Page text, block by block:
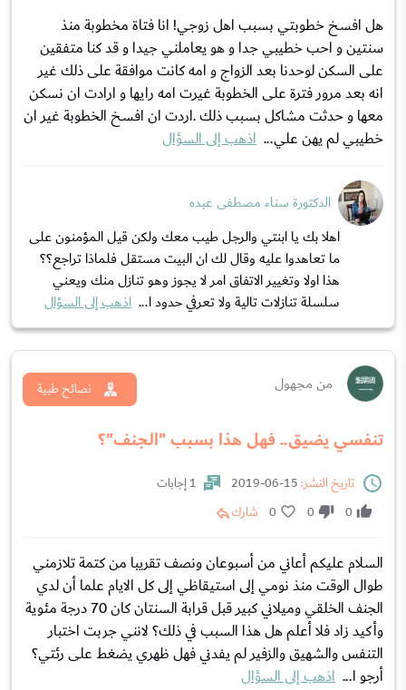
هل افسخ خطوبتي بسبب اهل زوجي! انا فتاة مخطوبة منذ
سنتين و احب خطيبي جدا و هو يعاملني جيدا و قد كنا متفقين
على السكن لوحدنا بعد الزواج و امه كانت موافقة على ذلك غير
انه بعد مرور فترة على الخطوبة غيرت امه رايها و ارادت ان نسكن
معها و حدثت مشاكل بسبب ذلك .اردت ان افسخ الخطوبة غير ان
خطيبي لم يهن علي... اذهب إلى السؤال
الدكتورة سناء مصطفى عبده
اهلا بك يا ابنتي والرجل طيب معك ولكن قيل المؤمنون على
ما تعاهدوا عليه وقال لك ان البيت مستقل فلماذا تراجع؟؟
هذا اولا وتغيير الاتفاق امر لا يجوز وهو تنازل منك ويعني
سلسلة تنازلات تالية ولا تعرفي حدود ا... اذهب إلى السؤال
من مجهول
تنفسي يضيق.. فهل هذا بسبب "الجنف"؟
نصائح طبية
تاريخ النشر:
1 إجابات
0
0
0 شارك
السلام عليكم أعاني من أسبوعان ونصف تقريبا من كتمة تلازمني
طوال الوقت منذ نومي إلى استيقاظي إلى كل الايام علما أن لدي
الجنف الخلقي وميلاني كبير قبل قرابة السنتان كان 70 درجة مئوية
وأكيد زاد فلا أعلم هل هذا السبب في ذلك؟ لانني جربت اختبار
التنفس والشهيق والزفير لم يفدني فهل ظهري يضغط على رئتي؟
أرجو ا... اذهب إلى السؤال